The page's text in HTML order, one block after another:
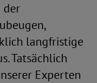
der
langfristige
Tatsächlich
Experten